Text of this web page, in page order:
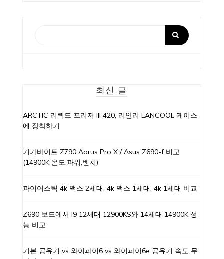
최신 글
ARCTIC 리퀴드 프리저 III 420, 리안리 LANCOOL 케이스
에 장착하기
기가바이트 Z790 Aorus Pro X / Asus Z690-f 비교
(14900K 온도,파워,벤치)
파이어스틱 4k 맥스 2세대, 4k 맥스 1세대, 4k 1세대 비교
Z690 보드에서 I9 12세대 12900KS와 14세대 14900K 성
능 비교
기본 공유기 vs 와이파이6 vs 와이파이6e 공유기 속도 무